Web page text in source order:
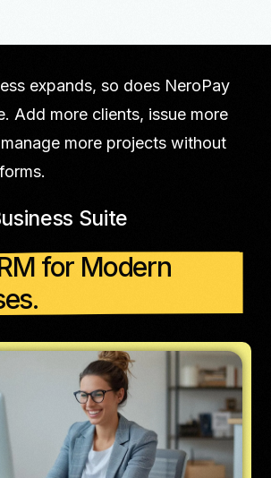
expands, so does NeroPay
Add more clients, issue more
more projects without
Suite
for Modern